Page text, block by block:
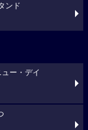
ンド
ー・デイ